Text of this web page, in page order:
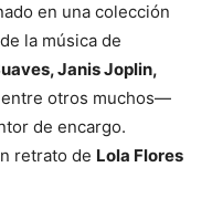
en una colección
la música de
Janis Joplin,
entre otros muchos—
de encargo.
retrato de Lola Flores